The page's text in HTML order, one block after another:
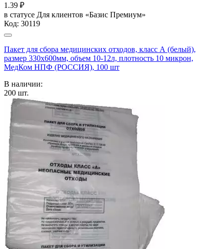
1.39 ₽
в статусе Для клиентов «Базис Премиум»
Код: 30119
Пакет для сбора медицинских отходов, класс А (белый),
размер 330х600мм, объем 10-12л, плотность 10 микрон,
МедКом НПФ (РОССИЯ), 100 шт
В наличии:
200 шт.